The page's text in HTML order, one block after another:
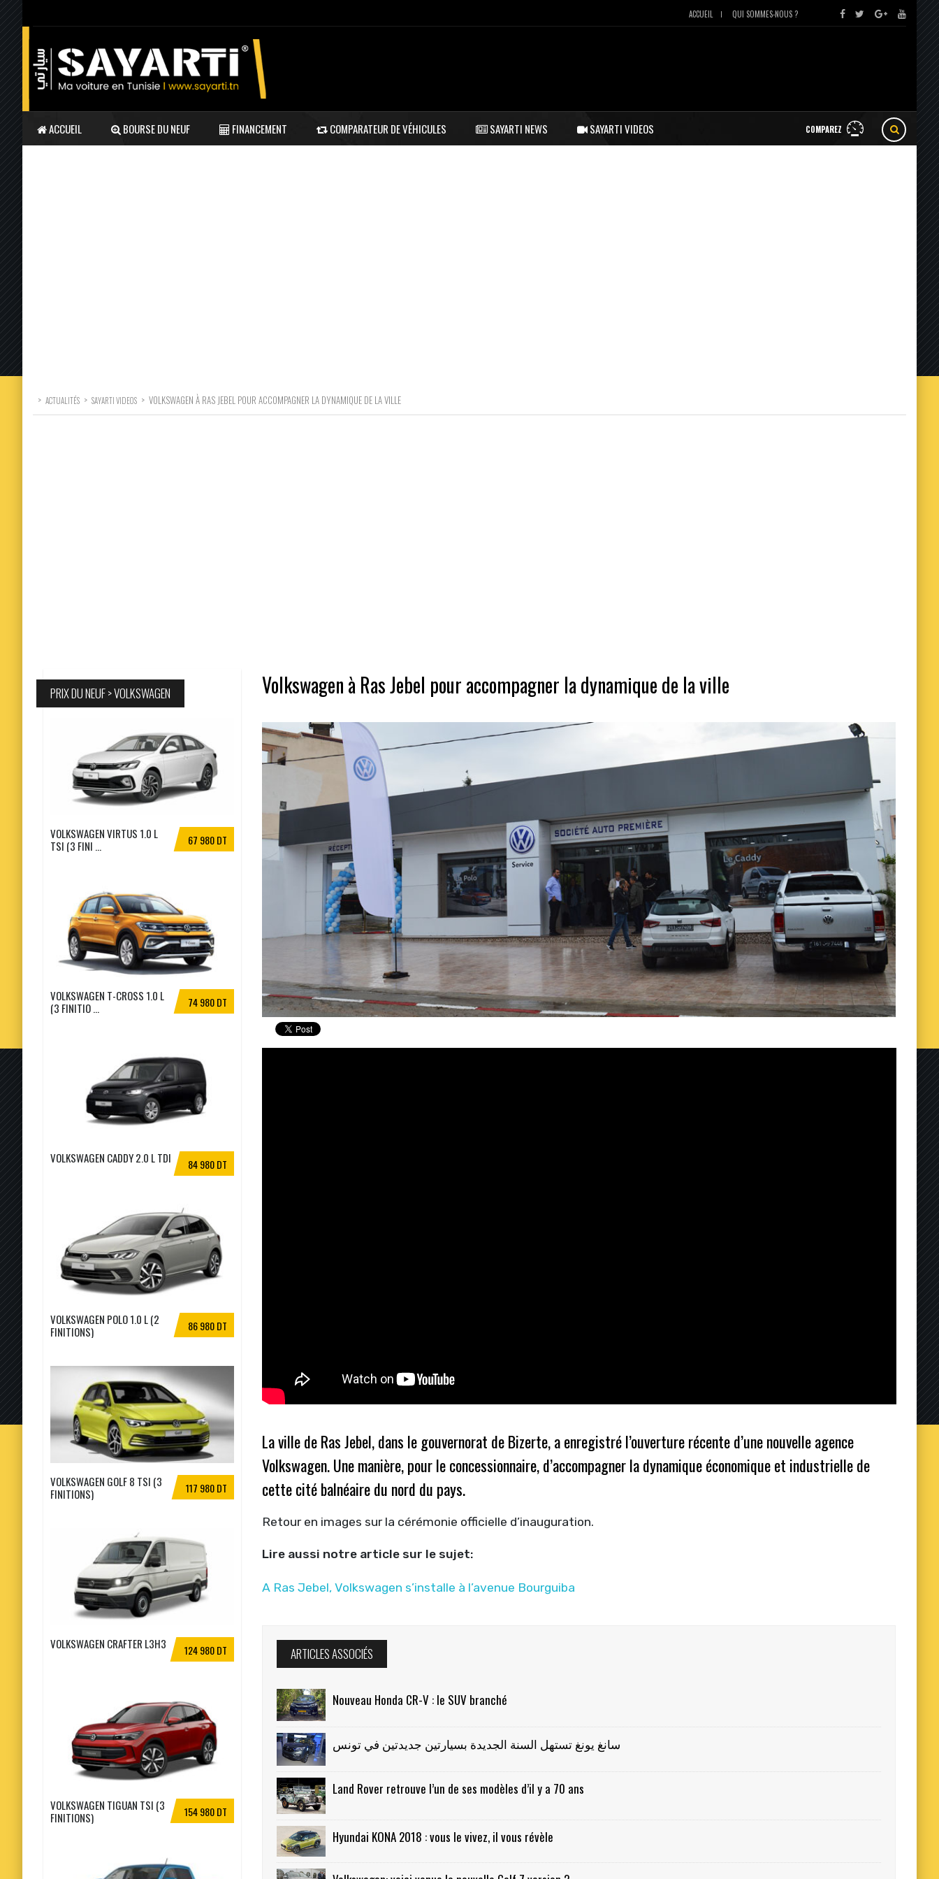
ACCUEIL QUI SOMMES-NOUS ?
COMPAREZ
ACCUEIL BOURSE DU NEUF FINANCEMENT COMPARATEUR DE VÉHICULES SAYARTI NEWS SAYARTI VIDEOS
> ACTUALITÉS > SAYARTI VIDEOS > VOLKSWAGEN À RAS JEBEL POUR ACCOMPAGNER LA DYNAMIQUE DE LA VILLE
Volkswagen à Ras Jebel pour accompagner la dynamique de la ville
La ville de Ras Jebel, dans le gouvernorat de Bizerte, a enregistré l’ouverture récente d’une nouvelle agence
Volkswagen. Une manière, pour le concessionnaire, d’accompagner la dynamique économique et industrielle de
cette cité balnéaire du nord du pays.
Retour en images sur la cérémonie officielle d’inauguration.
Lire aussi notre article sur le sujet:
A Ras Jebel, Volkswagen s’installe à l’avenue Bourguiba
ARTICLES ASSOCIÉS
Nouveau Honda CR-V : le SUV branché
سانغ يونغ تستهل السنة الجديدة بسيارتين جديدتين في تونس
Land Rover retrouve l’un de ses modèles d’il y a 70 ans
Hyundai KONA 2018 : vous le vivez, il vous révèle
PRIX DU NEUF > VOLKSWAGEN
67 980 DT
VOLKSWAGEN VIRTUS 1.0 L
TSI (3 FINI ...
74 980 DT
VOLKSWAGEN T-CROSS 1.0 L
(3 FINITIO ...
84 980 DT
VOLKSWAGEN CADDY 2.0 L TDI
86 980 DT
VOLKSWAGEN POLO 1.0 L (2
FINITIONS)
117 980 DT
VOLKSWAGEN GOLF 8 TSI (3
FINITIONS)
124 980 DT
VOLKSWAGEN CRAFTER L3H3
154 980 DT
VOLKSWAGEN TIGUAN TSI (3
FINITIONS)